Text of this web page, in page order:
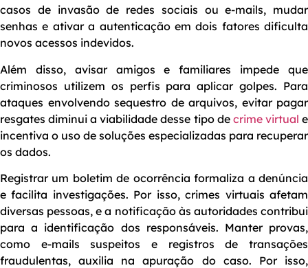
casos de invasão de redes sociais ou e-mails, mudar
senhas e ativar a autenticação em dois fatores dificulta
novos acessos indevidos.
Além disso, avisar amigos e familiares impede que
criminosos utilizem os perfis para aplicar golpes. Para
ataques envolvendo sequestro de arquivos, evitar pagar
resgates diminui a viabilidade desse tipo de crime virtual e
incentiva o uso de soluções especializadas para recuperar
os dados.
Registrar um boletim de ocorrência formaliza a denúncia
e facilita investigações. Por isso, crimes virtuais afetam
diversas pessoas, e a notificação às autoridades contribui
para a identificação dos responsáveis. Manter provas,
como e-mails suspeitos e registros de transações
fraudulentas, auxilia na apuração do caso. Por isso,